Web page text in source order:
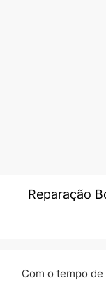
Reparação
Com o tempo